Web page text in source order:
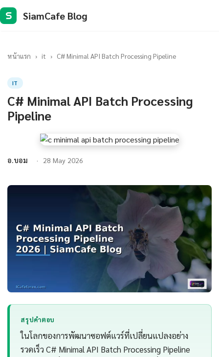
S SiamCafe Blog
หน้าแรก › it › C# Minimal API Batch Processing Pipeline
IT
C# Minimal API Batch Processing
Pipeline
อ.บอม 28 May 2026
สรุปคำตอบ
ในโลกของการพัฒนาซอฟต์แวร์ที่เปลี่ยนแปลงอย่าง
รวดเร็ว C# Minimal API Batch Processing Pipeline